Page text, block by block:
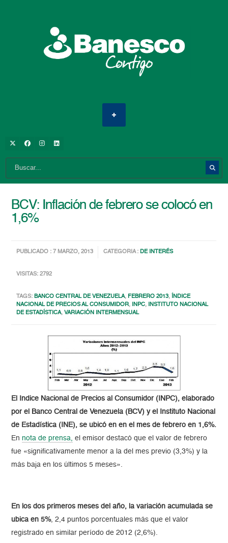
BCV: Inflación de febrero se colocó en
1,6%
PUBLICADO : 7 MARZO, 2013 CATEGORIA :DE INTERÉS
VISITAS: 2792
TAGS:BANCO CENTRAL DE VENEZUELA, FEBRERO 2013, ÍNDICE
NACIONAL DE PRECIOS AL CONSUMIDOR, INPC, INSTITUTO NACIONAL
DE ESTADÍSTICA,VARIACIÓN INTERMENSUAL
El Indice Nacional de Precios al Consumidor (INPC), elaborado
por el Banco Central de Venezuela (BCV) y el Instituto Nacional
de Estadística (INE), se ubicó en en el mes de febrero en 1,6%.
Ennota de prensa,
el emisor destacó que el valor de febrero
fue «significativamente menor a la del mes previo (3,3%) y la
más baja en los últimos 5 meses».
En los dos primeros meses del año, la variación acumulada se
ubica en 5%, 2,4 puntos porcentuales más que el valor
registrado en similar período de 2012 (2,6%).